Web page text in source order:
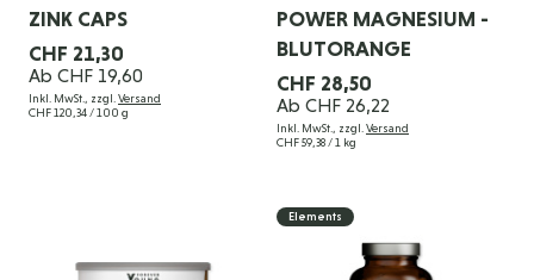
ZINK CAPS
CHF 21,30
Ab CHF 19,60
Inkl. MwSt., zzgl. Versand
CHF 120,34 / 100 g
POWER MAGNESIUM -
BLUTORANGE
CHF 28,50
Ab CHF 26,22
Inkl. MwSt., zzgl. Versand
CHF 59,38 / 1 kg
Elements